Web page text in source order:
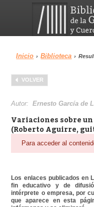
Menu
Biblioteca
Área personal
Inicio › Biblioteca ›
VOLVER
Autor:Ernesto García de
Variaciones sobre
(Roberto Aguirre,
Para acceder al
Los enlaces publicados en
fin educativo y de
intérprete o empresa, por
que aparece en esta